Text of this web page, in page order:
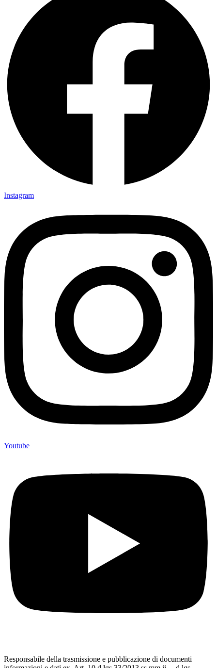
Instagram
Youtube
Responsabile della trasmissione e pubblicazione di documenti